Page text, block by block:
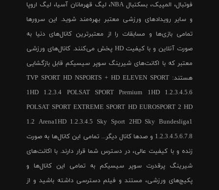
فوتبال، المپیک، بسکتبال NBA، لیگ قهرمانان آسیا، لیگ اروپا
و سایر رویدادهای ورزشی معتبر بهره‌مند شوید. این سرورها
تمامی بازی‌ها و مسابقات را از معتبرترین کانال‌های دنیا به
صورت آنلاین و با کیفیت HD پخش می‌کنند. کانال‌های ورزشی
معتبر که با اکانت‌های شیرینگ سوپر سیسیکم قابل بازگشایی
هستند: TVP SPORT HD NSPORTS + HD ELEVEN SPORT
1HD 1.2.3.4 POLSAT SPORT Premium 1HD 1.2.3.4.5.6
POLSAT SPORT EXTREME SPORT HD EUROSPORT 2 HD
1.2 Arena1HD 1.2.3.4.5 Sky Sport 2HD Sky Bundesliga1
1.2.3.4.5.6.7.8 و صدها کانال دیگر... تمامی این کانال‌ها به صورت
زنده و با کیفیت عالی، در دسترس شما قرار دارند. با اکانت‌های
شیرینگ پرقدرت سوپر سیسیکم به تمامی این کانال‌ها و
پکیج‌های ورزشی، مستند و فیلم دسترسی داشته باشید و از